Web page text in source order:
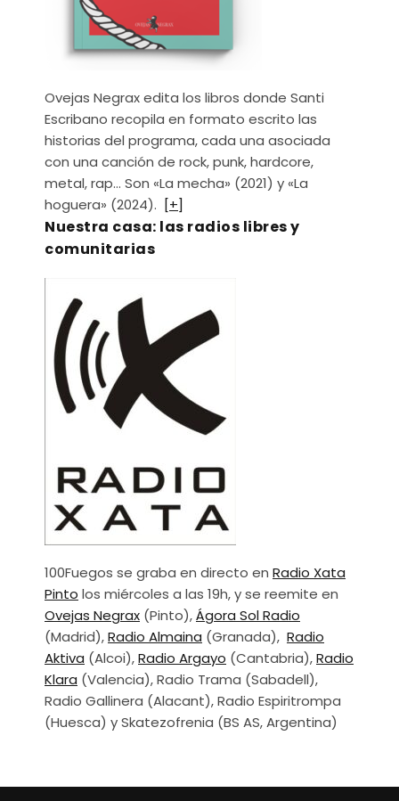
Ovejas Negrax edita los libros donde Santi
Escribano recopila en formato escrito las
historias del programa, cada una asociada
con una canción de rock, punk, hardcore,
metal, rap… Son «La mecha» (2021) y «La
hoguera» (2024). [+]
Nuestra casa: las radios libres y
comunitarias
100Fuegos se graba en directo en Radio Xata
Pinto los miércoles a las 19h, y se reemite en
Ovejas Negrax (Pinto),Ágora Sol Radio
(Madrid),Radio Almaina (Granada), Radio
Aktiva (Alcoi),Radio Argayo (Cantabria),Radio
Klara (Valencia), Radio Trama (Sabadell),
Radio Gallinera (Alacant), Radio Espiritrompa
(Huesca) y Skatezofrenia (BS AS, Argentina)